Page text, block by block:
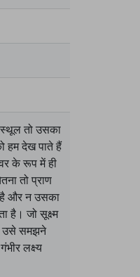
तो उसका
हम देख पाते हैं
के रूप में ही
तो प्राण
है और न उसका
है। जो सूक्ष्म
उसे समझने
लक्ष्य